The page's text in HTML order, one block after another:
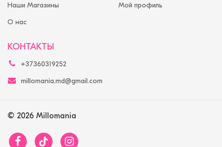
Наши Магазины
О нас
Мой профиль
КОНТАКТЫ
+37360319252
millomania.md@gmail.com
© 2026 Millomania